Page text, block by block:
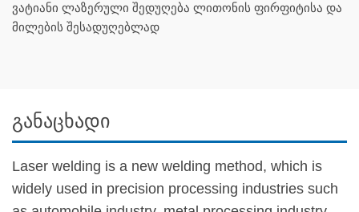
ვატიანი ლაზერული შედუღება ლითონის ფირფიტისა და
მილების შესადუღებლად
განაცხადი
Laser welding is a new welding method, which is
widely used in precision processing industries such